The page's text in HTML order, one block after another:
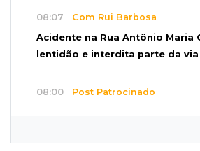
08:07 Com Rui Barbosa
Acidente na Rua Antônio Maria
lentidão e interdita parte da via
08:00 Post Patrocinado